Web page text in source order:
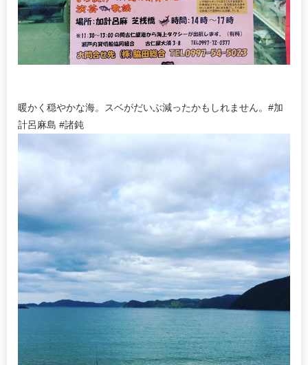
暖かく穏やかな海。スベがだいぶ減ったかもしれません。#加
計呂麻島 #諸鈍